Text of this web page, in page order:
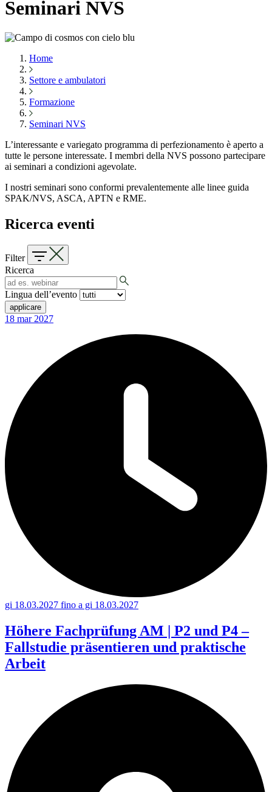
Seminari NVS
Home
Settore e ambulatori
Formazione
Seminari NVS
L’interessante e variegato programma di perfezionamento è aperto a
tutte le persone interessate. I membri della NVS possono partecipare
ai seminari a condizioni agevolate.
I nostri seminari sono conformi prevalentemente alle linee guida
SPAK/NVS, ASCA, APTN e RME.
Ricerca eventi
Filter
Ricerca
Lingua dell’evento
applicare
18 mar 2027
gi 18.03.2027 fino a gi 18.03.2027
Höhere Fachprüfung AM | P2 und P4 –
Fallstudie präsentieren und praktische
Arbeit